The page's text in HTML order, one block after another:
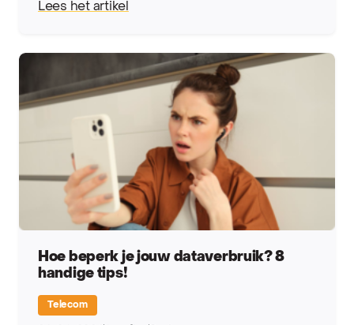
Lees het artikel
Hoe beperk je jouw dataverbruik? 8
handige tips!
Telecom